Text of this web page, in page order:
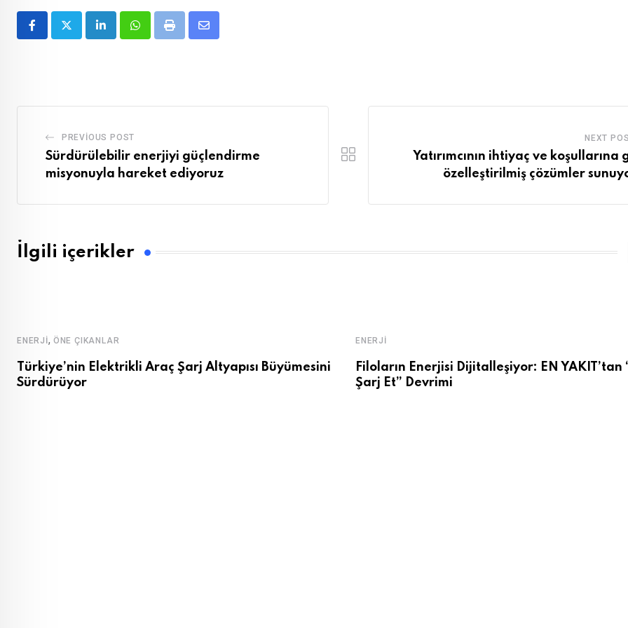
LinkedInWhatsappPrint
Share
PREVIOUS POST
Sürdürülebilir enerjiyi güçlendirme
misyonuyla hareket ediyoruz
NEXT
Yatırımcının ihtiyaç ve koşullarına
özelleştirilmiş çözümler
İlgili içerikler
ENERJI, ÖNE ÇIKANLAR
Türkiye’nin Elektrikli Araç Şarj Altyapısı Büyümesini
Sürdürüyor
ENERJI
Filoların Enerjisi Dijitalleşiyor: EN YAKIT’tan
Şarj Et” Devrimi